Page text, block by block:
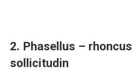
2. Phasellus –
sollicitudin